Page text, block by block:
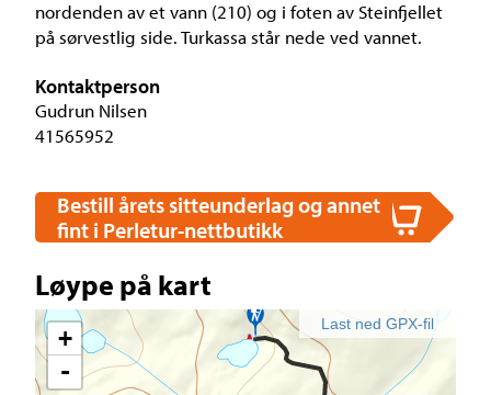
nordenden av et vann (210) og i foten av Steinfjellet
på sørvestlig side. Turkassa står nede ved vannet.
Kontaktperson
Gudrun Nilsen
41565952
Bestill årets sitteunderlag og annet
fint i Perletur-nettbutikk
Løype på kart
Last ned GPX-fil
+
-